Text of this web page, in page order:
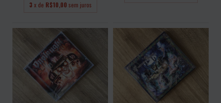
3 x de R$10,00 sem juros